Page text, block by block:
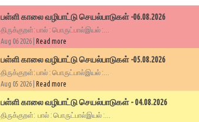
பள்ளி காலை வழிபாட்டு செயல்பாடுகள் -06.08.2026
திருக்குறள்: பால் : பொருட்பால்இயல் :...
Aug 06 2026 | Read more
பள்ளி காலை வழிபாட்டு செயல்பாடுகள் -05.08.2026
திருக்குறள்: பால் : பொருட்பால்இயல் :...
Aug 05 2026 | Read more
பள்ளி காலை வழிபாட்டு செயல்பாடுகள் - 04.08.2026
திருக்குறள்: பால் : பொருட்பால்இயல் :...